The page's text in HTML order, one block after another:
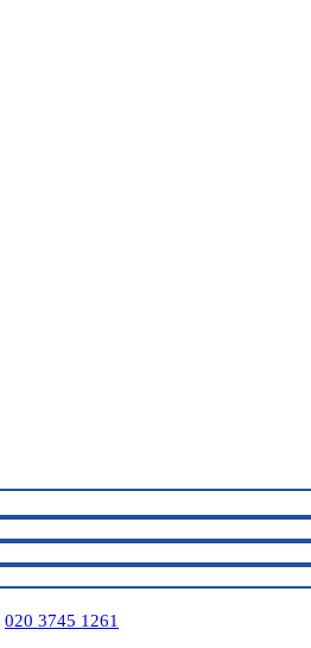
020 3745 1261